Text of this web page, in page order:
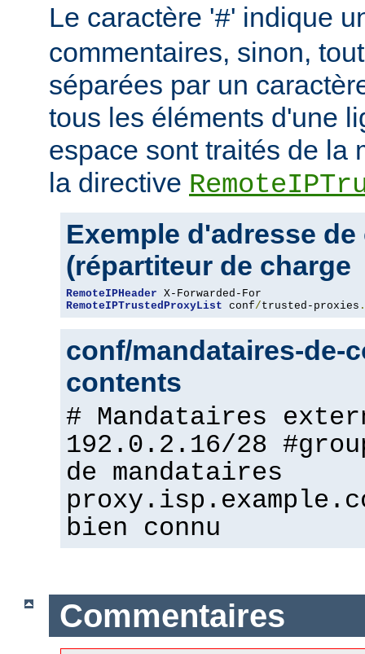
Le caractère '#' indique
commentaires, sinon,
séparées par un
tous les éléments d'une
espace sont traités de la
la directive
Exemple d'adresse
(répartiteur de charge
RemoteIPHeader
RemoteIPTrustedProxyList conf/trusted-proxies .
conf/mandataires-de-
contents
# Mandataires
192.0.2.16/28
de mandataires
bien connu
Commentaires